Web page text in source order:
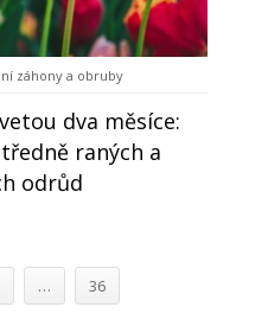
záhony a obruby
dva měsíce:
raných a
odrůd
… 36